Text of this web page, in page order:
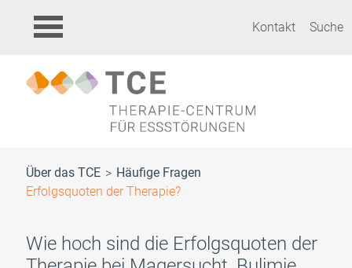
Kontakt Suche
Über das TCE
Häufige Fragen
Erfolgsquoten der Therapie?
Wie hoch sind die Erfolgsquoten der